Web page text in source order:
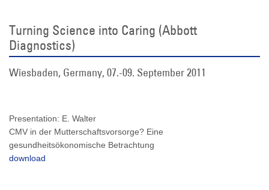
Turning Science into Caring (Abbott
Diagnostics)
Wiesbaden, Germany, 07.-09. September 2011
Presentation: E. Walter
CMV in der Mutterschaftsvorsorge? Eine
gesundheitsökonomische Betrachtung
download